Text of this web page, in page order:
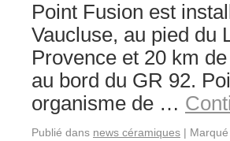
Point Fusion est
Vaucluse, au pied du
Provence et 20 km
au bord du GR 92.
organisme de …
Publié dans news céramiques |